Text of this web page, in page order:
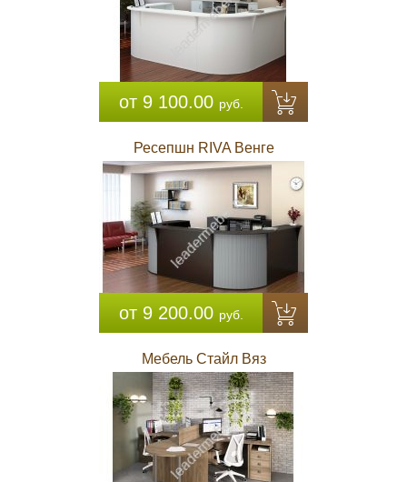
от 9 100.00 руб.
Ресепшн RIVA Венге
от 9 200.00 руб.
Мебель Стайл Вяз